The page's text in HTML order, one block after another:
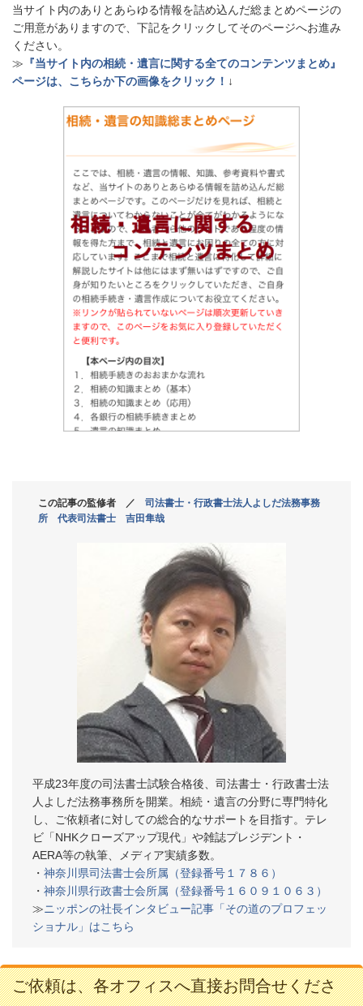
当サイト内のありとあらゆる情報を詰め込んだ総まとめページの
ご用意がありますので、下記をクリックしてそのページへお進み
ください。
≫ 『当サイト内の相続・遺言に関する全てのコンテンツまとめ』
ページは、こちらか下の画像をクリック！ ↓
この記事の監修者 ／ 司法書士・行政書士法人よしだ法務事務
所 代表司法書士 吉田隼哉
平成23年度の司法書士試験合格後、司法書士・行政書士法
人よしだ法務事務所を開業。相続・遺言の分野に専門特化
し、ご依頼者に対しての総合的なサポートを目指す。テレ
ビ「NHKクローズアップ現代」や雑誌プレジデント・
AERA等の執筆、メディア実績多数。
・ 神奈川県司法書士会所属（登録番号１７８６）
・ 神奈川県行政書士会所属（登録番号１６０９１０６３）
≫ニッポンの社長インタビュー記事「その道のプロフェッ
ショナル」はこちら
ご依頼は、各オフィスへ直接お問合せくださ